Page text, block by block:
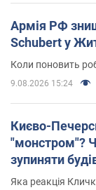
Армія РФ
Schubert у
Коли поновить
9.08.2026 15:24
Києво-
"монстром"?
зупиняти
вірянина"
Яка реакція